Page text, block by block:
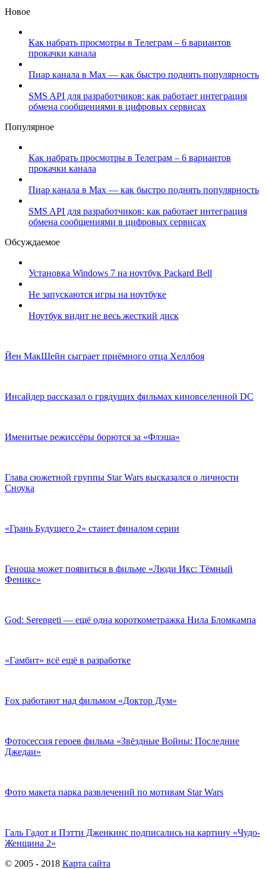
Новое
Как набрать просмотры в Телеграм – 6 вариантов
прокачки канала
Пиар канала в Max — как быстро поднять популярность
SMS API для разработчиков: как работает интеграция
обмена сообщениями в цифровых сервисах
Популярное
Как набрать просмотры в Телеграм – 6 вариантов
прокачки канала
Пиар канала в Max — как быстро поднять популярность
SMS API для разработчиков: как работает интеграция
обмена сообщениями в цифровых сервисах
Обсуждаемое
Установка Windows 7 на ноутбук Packard Bell
Не запускаются игры на ноутбуке
Ноутбук видит не весь жесткий диск
Йен МакШейн сыграет приёмного отца Хеллбоя
Инсайдер рассказал о грядущих фильмах киновселенной DC
Именитые режиссёры борются за «Флэша»
Глава сюжетной группы Star Wars высказался о личности
Сноука
«Грань Будущего 2» станет финалом серии
Геноша может появиться в фильме «Люди Икс: Тёмный
Феникс»
God: Serengeti — ещё одна короткометражка Нила Бломкампа
«Гамбит» всё ещё в разработке
Fox работают над фильмом «Доктор Дум»
Фотосессия героев фильма «Звёздные Войны: Последние
Джедаи»
Фото макета парка развлечений по мотивам Star Wars
Галь Гадот и Пэтти Дженкинс подписались на картину «Чудо-
Женщина 2»
© 2005 - 2018 Карта сайта